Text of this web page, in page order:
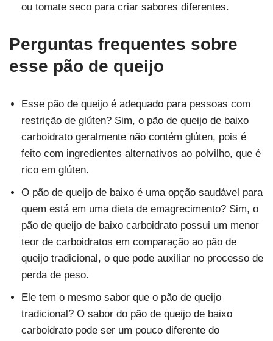
ou tomate seco para criar sabores diferentes.
Perguntas frequentes sobre
esse pão de queijo
Esse pão de queijo é adequado para pessoas com
restrição de glúten? Sim, o pão de queijo de baixo
carboidrato geralmente não contém glúten, pois é
feito com ingredientes alternativos ao polvilho, que é
rico em glúten.
O pão de queijo de baixo é uma opção saudável para
quem está em uma dieta de emagrecimento? Sim, o
pão de queijo de baixo carboidrato possui um menor
teor de carboidratos em comparação ao pão de
queijo tradicional, o que pode auxiliar no processo de
perda de peso.
Ele tem o mesmo sabor que o pão de queijo
tradicional? O sabor do pão de queijo de baixo
carboidrato pode ser um pouco diferente do